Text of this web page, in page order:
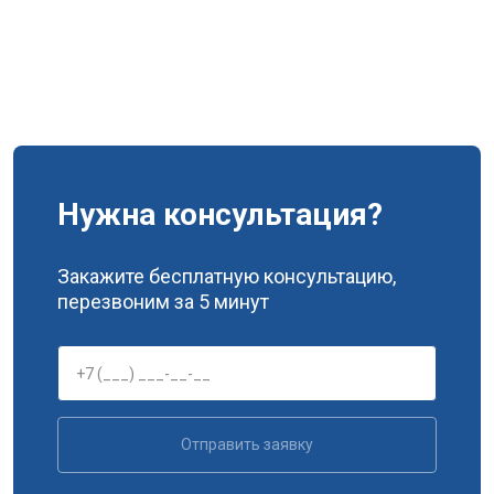
Нужна консультация?
Закажите бесплатную консультацию,
перезвоним за 5 минут
Отправить заявку